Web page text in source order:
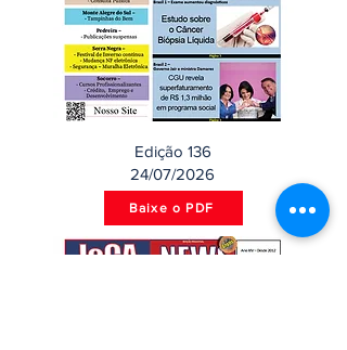
Edição 136
24/07/2026
Baixe o PDF